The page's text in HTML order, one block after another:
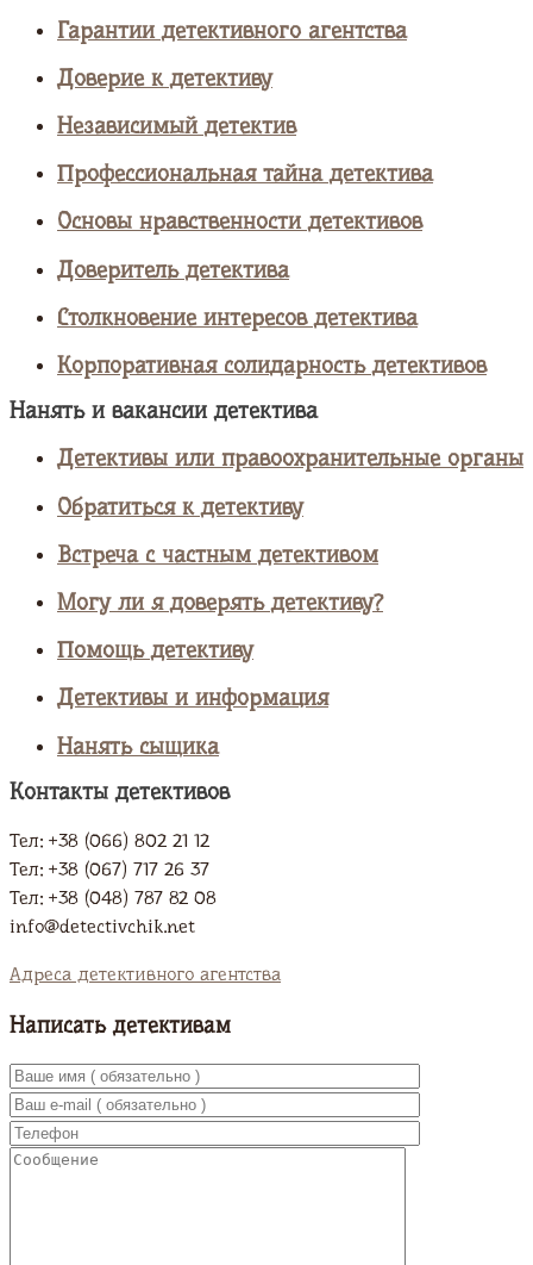
Гарантии детективного агентства
Доверие к детективу
Независимый детектив
Профессиональная тайна детектива
Основы нравственности детективов
Доверитель детектива
Столкновение интересов детектива
Корпоративная солидарность детективов
Нанять и вакансии детектива
Детективы или правоохранительные органы
Обратиться к детективу
Встреча с частным детективом
Могу ли я доверять детективу?
Помощь детективу
Детективы и информация
Нанять сыщика
Контакты детективов
Тел: +38 (066) 802 21 12
Тел: +38 (067) 717 26 37
Тел: +38 (048) 787 82 08
info@detectivchik.net
Адреса детективного агентства
Написать детективам